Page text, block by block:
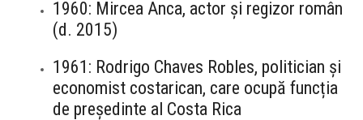
1960: Mircea Anca, actor și regizor român
(d. 2015)
1961: Rodrigo Chaves Robles, politician și
economist costarican, care ocupă funcția
de președinte al Costa Rica